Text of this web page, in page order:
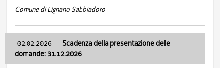
Comune di Lignano Sabbiadoro
02.02.2026 - Scadenza della presentazione delle
domande: 31.12.2026